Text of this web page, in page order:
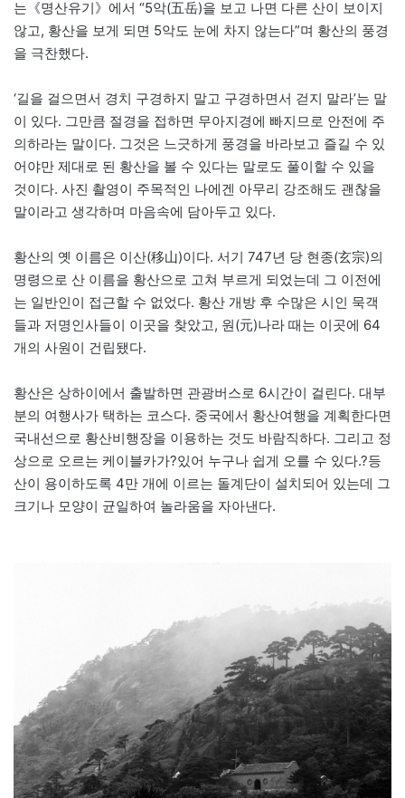
는《명산유기》에서 “5악(五岳)을 보고 나면 다른 산이 보이지
않고, 황산을 보게 되면 5악도 눈에 차지 않는다”며 황산의 풍경
을 극찬했다.
‘길을 걸으면서 경치 구경하지 말고 구경하면서 걷지 말라’는 말
이 있다. 그만큼 절경을 접하면 무아지경에 빠지므로 안전에 주
의하라는 말이다. 그것은 느긋하게 풍경을 바라보고 즐길 수 있
어야만 제대로 된 황산을 볼 수 있다는 말로도 풀이할 수 있을
것이다. 사진 촬영이 주목적인 나에겐 아무리 강조해도 괜찮을
말이라고 생각하며 마음속에 담아두고 있다.
황산의 옛 이름은 이산(移山)이다. 서기 747년 당 현종(玄宗)의
명령으로 산 이름을 황산으로 고쳐 부르게 되었는데 그 이전에
는 일반인이 접근할 수 없었다. 황산 개방 후 수많은 시인 묵객
들과 저명인사들이 이곳을 찾았고, 원(元)나라 때는 이곳에 64
개의 사원이 건립됐다.
황산은 상하이에서 출발하면 관광버스로 6시간이 걸린다. 대부
분의 여행사가 택하는 코스다. 중국에서 황산여행을 계획한다면
국내선으로 황산비행장을 이용하는 것도 바람직하다. 그리고 정
상으로 오르는 케이블카가?있어 누구나 쉽게 오를 수 있다.?등
산이 용이하도록 4만 개에 이르는 돌계단이 설치되어 있는데 그
크기나 모양이 균일하여 놀라움을 자아낸다.